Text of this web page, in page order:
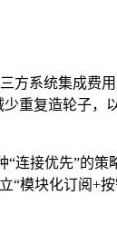
方系统集成费
重复造轮子，
“连接优先”的
“模块化订阅+